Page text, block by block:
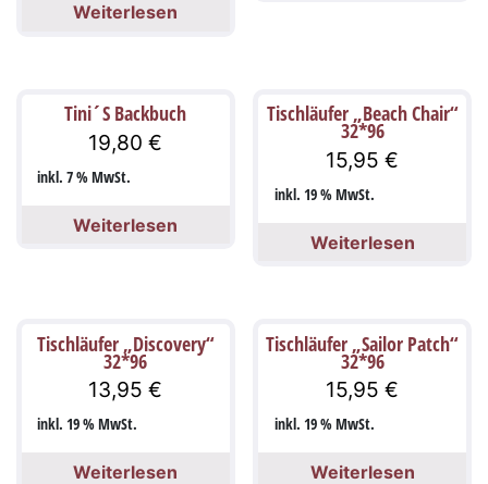
Weiterlesen
Tini´S Backbuch
19,80€
inkl. 7 % MwSt.
Weiterlesen
Tischläufer „Beach Chair“
32*96
15,95€
inkl. 19 % MwSt.
Weiterlesen
Tischläufer „Discovery“
32*96
13,95€
inkl. 19 % MwSt.
Weiterlesen
Tischläufer „Sailor Patch“
32*96
15,95€
inkl. 19 % MwSt.
Weiterlesen